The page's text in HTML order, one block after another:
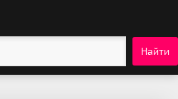
Найти